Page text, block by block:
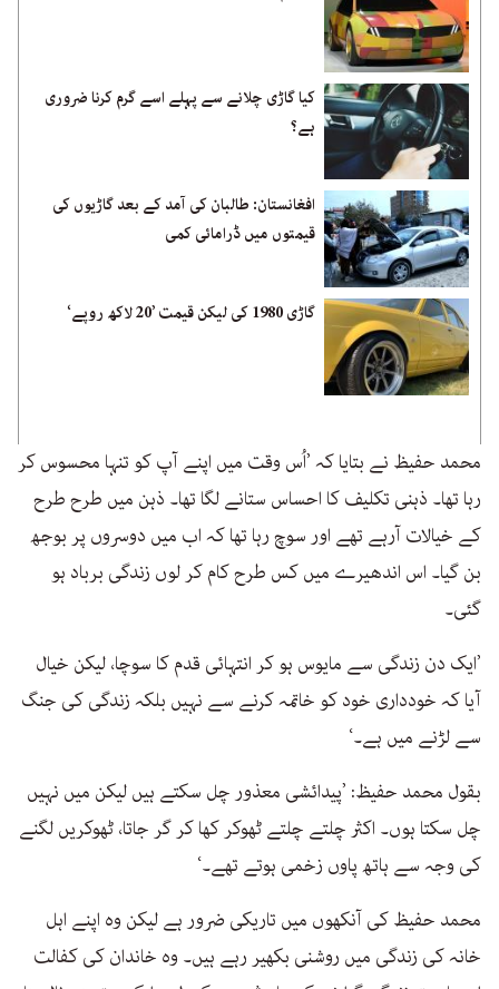
کیا گاڑی چلانے سے پہلے اسے گرم کرنا ضروری
ہے؟
افغانستان: طالبان کی آمد کے بعد گاڑیوں کی
قیمتوں میں ڈرامائی کمی
گاڑی 1980 کی لیکن قیمت ’20 لاکھ روپے‘
محمد حفیظ نے بتایا کہ ’اُس وقت میں اپنے آپ کو تنہا محسوس کر
رہا تھا۔ ذہنی تکلیف کا احساس ستانے لگا تھا۔ ذہن میں طرح طرح
کے خیالات آرہے تھے اور سوچ رہا تھا کہ اب میں دوسروں پر بوجھ
بن گیا۔ اس اندھیرے میں کس طرح کام کر لوں زندگی برباد ہو
گئی۔
’ایک دن زندگی سے مایوس ہو کر انتہائی قدم کا سوچا، لیکن خیال
آیا کہ خودداری خود کو خاتمہ کرنے سے نہیں بلکہ زندگی کی جنگ
سے لڑنے میں ہے۔‘
بقول محمد حفیظ: ’پیدائشی معذور چل سکتے ہیں لیکن میں نہیں
چل سکتا ہوں۔ اکثر چلتے چلتے ٹھوکر کھا کر گر جاتا، ٹھوکریں لگنے
کی وجہ سے ہاتھ پاوں زخمی ہوتے تھے۔‘
محمد حفیظ کی آنکھوں میں تاریکی ضرور ہے لیکن وہ اپنے اہل
خانہ کی زندگی میں روشنی بکھیر رہے ہیں۔ وہ خاندان کی کفالت